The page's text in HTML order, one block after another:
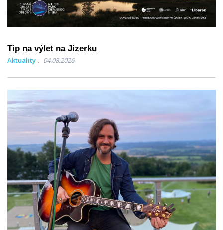
Tip na výlet na Jizerku
Aktuality 04.08.2026